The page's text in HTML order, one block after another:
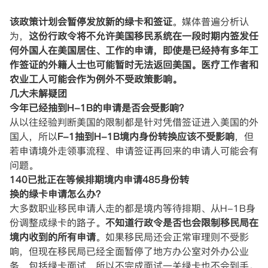
该政策计划会暂停发放新的绿卡和签证。媒体普遍分析认
为， 这份行政令将不允许美国移民系统在一段时期内签发任
何外国人在美国居住、工作的申请，即使是已经持有多年工
作签证的外籍人士也可能暂时无法返回美国。医疗工作者和
农业工人可能会作为例外不受政策影响。
几大未解疑团
今年已经抽到H-1B的申请是否会受影响？
从以往经验判断美国的限制都是针对凭借签证进入美国的外
国人，所以F-1抽到H-1B境内身份转换应该不受影响，但
若申请境外走领事流程、申请签证再回来的申请人可能会有
问题。
140已批正在等候排期境内申请485身份转
换的绿卡申请怎么办？
大多数职业移民申请人走的都是境内等待排期、从H-1B身
份调整成绿卡的路子。 不知道行政令是否也会限制移民局在
境内收到的所有申请。如果移民局还会正常审理则不受影
响，但现在移民局已经全面暂停了地方办公室对外办公业
务，包括绿卡面试，所以不完成面试一关绿卡也不会到手。